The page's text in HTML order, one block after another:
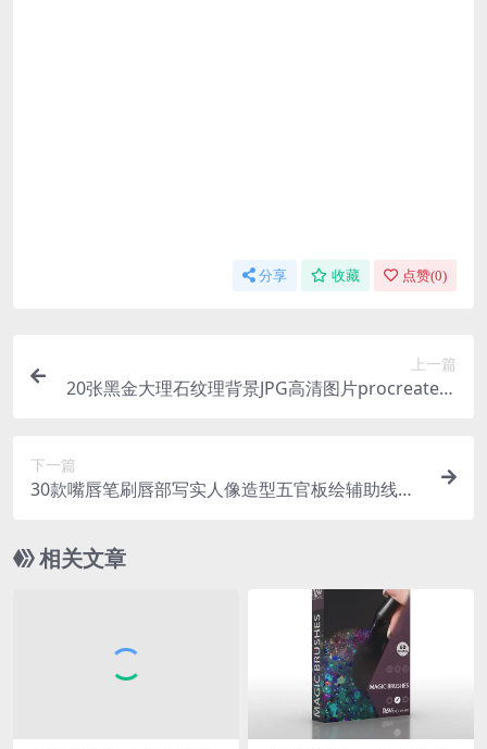
分享 收藏 点赞(0)
上一篇
20张黑金大理石纹理背景JPG高清图片procreate金
下一篇
30款嘴唇笔刷唇部写实人像造型五官板绘辅助线稿
相关文章